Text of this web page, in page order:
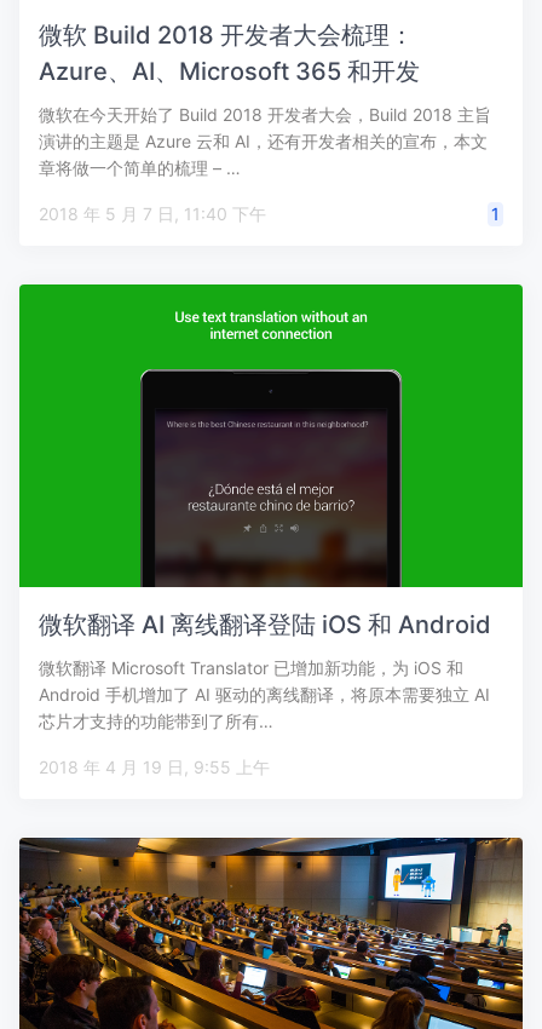
微软 Build 2018 开发者大会梳理：
Azure、AI、Microsoft 365 和开发
微软在今天开始了 Build 2018 开发者大会，Build 2018 主旨
演讲的主题是 Azure 云和 AI，还有开发者相关的宣布，本文
章将做一个简单的梳理 – …
2018 年 5 月 7 日, 11:40 下午 1
微软翻译 AI 离线翻译登陆 iOS 和 Android
微软翻译 Microsoft Translator 已增加新功能，为 iOS 和
Android 手机增加了 AI 驱动的离线翻译，将原本需要独立 AI
芯片才支持的功能带到了所有…
2018 年 4 月 19 日, 9:55 上午